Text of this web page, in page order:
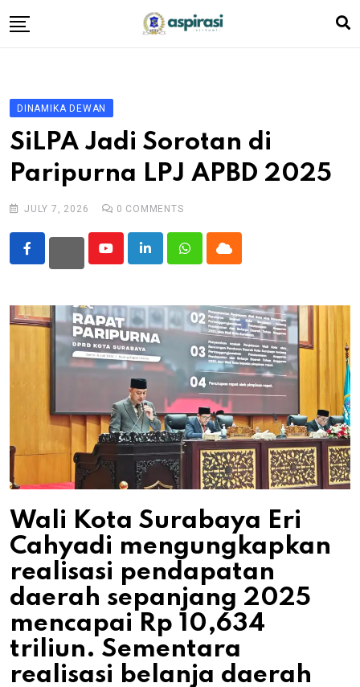
to
Berita
Komen Warga
Podcast
Tentang Kami
DINAMIKA DEWAN
SiLPA Jadi Sorotan di
Paripurna LPJ APBD 2025
JULY 7, 2026 0 COMMENTS
YoutubeLinkedInWhatsappCloud
Wali Kota Surabaya Eri
Cahyadi mengungkapkan
realisasi pendapatan
daerah sepanjang 2025
mencapai Rp 10,634
triliun. Sementara
realisasi belanja daerah